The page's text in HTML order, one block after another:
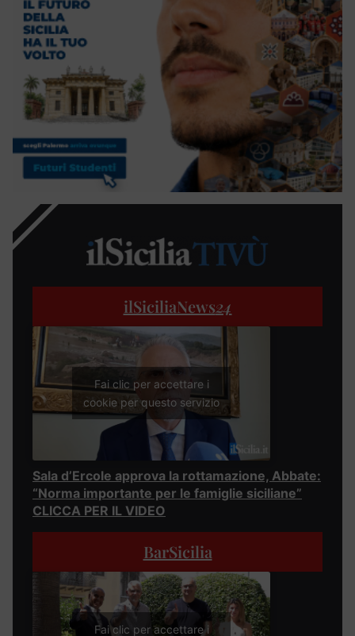
ilSiciliaNews24
Fai clic per accettare i
cookie per questo servizio
Sala d’Ercole approva la rottamazione, Abbate:
“Norma importante per le famiglie siciliane”
CLICCA PER IL VIDEO
BarSicilia
Fai clic per accettare i